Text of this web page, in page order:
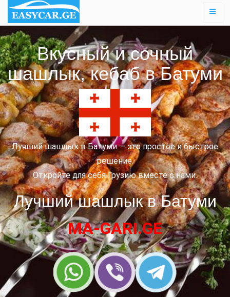
Вкусный и сочный
шашлык, кебаб в Батуми
Лучший шашлык в Батуми — это простое и быстрое
решение.
Откройте для себя Грузию вместе с нами.
Лучший шашлык в Батуми
MA-GARI.GE